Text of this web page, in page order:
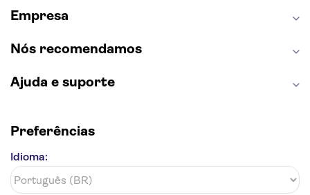
Empresa
Nós recomendamos
Ajuda e suporte
Preferências
Idioma: